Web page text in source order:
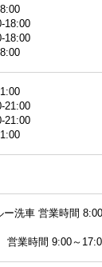
18:00
18:00
21:00
21:00
ー洗車 営業時間
間 9:00～17:00